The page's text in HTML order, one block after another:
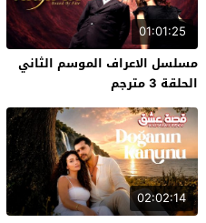
01:01:25
مسلسل الاعراف الموسم الثاني
الحلقة 3 مترجم
02:02:14